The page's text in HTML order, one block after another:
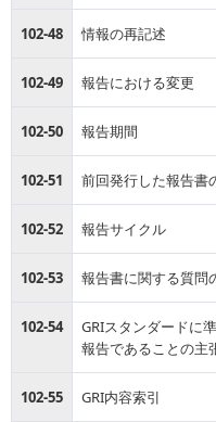
102-48 情報の再記述
102-49 報告における変更
102-50 報告期間
102-51 前回発行した報告書
102-52 報告サイクル
102-53 報告書に関する質問
102-54
GRIスタンダードに
報告であることの主
102-55 GRI内容索引